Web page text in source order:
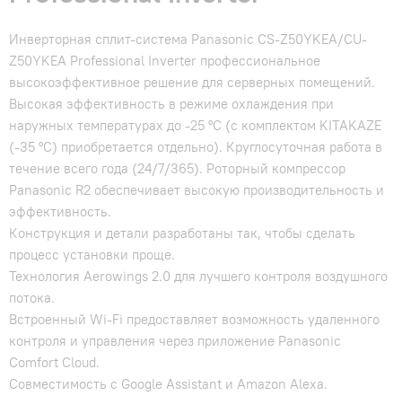
Инверторная сплит-система Panasonic CS-Z50YKEA/CU-
Z50YKEA Professional Inverter профессиональное
высокоэффективное решение для серверных помещений.
Высокая эффективность в режиме охлаждения при
наружных температурах до -25 °С (с комплектом KITAKAZE
(-35 °С) приобретается отдельно). Круглосуточная работа в
течение всего года (24/7/365). Роторный компрессор
Panasonic R2 обеспечивает высокую производительность и
эффективность.
Конструкция и детали разработаны так, чтобы сделать
процесс установки проще.
Технология Aerowings 2.0 для лучшего контроля воздушного
потока.
Встроенный Wi-Fi предоставляет возможность удаленного
контроля и управления через приложение Panasonic
Comfort Cloud.
Совместимость с Google Assistant и Amazon Alexa.